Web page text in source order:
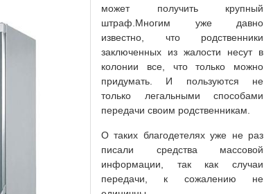
может получить крупный
штраф.Многим уже давно
известно, что родственники
заключенных из жалости несут в
колонии все, что только можно
придумать. И пользуются не
только легальными способами
передачи своим родственникам.
О таких благодетелях уже не раз
писали средства массовой
информации, так как случаи
передачи, к сожалению не